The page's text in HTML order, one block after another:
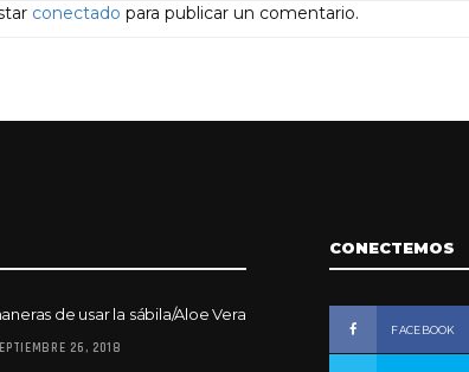
conectado para publicar un comentario.
de usar la sábila/Aloe Vera
26, 2018
CONECTEMOS
FACEBOOK